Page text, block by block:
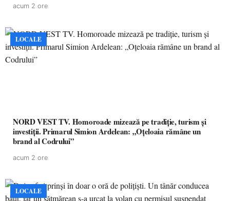
acum 2 ore
LOCALE
NORD VEST TV. Homoroade mizează pe tradiție, turism și
investiții. Primarul Simion Ardelean: „Oțeloaia rămâne un
brand al Codrului”
acum 2 ore
LOCALE